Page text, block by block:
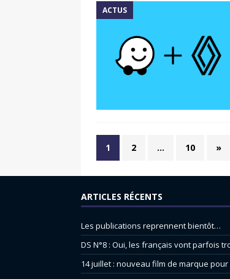
ACTUS
1 2 … 10 »
ARTICLES RÉCENTS
Les publications reprennent bientôt…
DS N°8 : Oui, les français vont parfois
14 juillet : nouveau film de marque pour